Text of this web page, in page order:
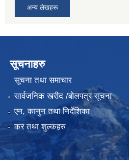
अन्य लेखहरू
सूचनाहरु
सूचना तथा समाचार
सार्वजनिक खरीद /बोलपत्र सूचना
एन, कानुन तथा निर्देशिका
कर तथा शुल्कहरु